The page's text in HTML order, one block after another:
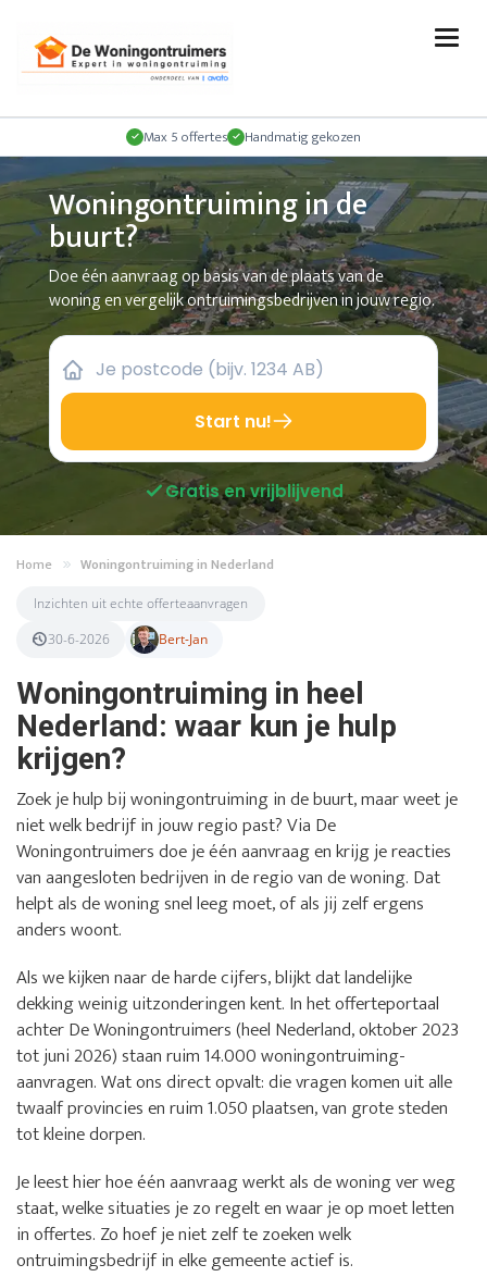
Max 5 offertes Handmatig gekozen
Woningontruiming in de
buurt?
Doe één aanvraag op basis van de plaats van de
woning en vergelijk ontruimingsbedrijven in jouw regio.
Start nu!
Gratis en vrijblijvend
Home Woningontruiming in Nederland
Inzichten uit echte offerteaanvragen
30-6-2026
Bert-Jan
Woningontruiming in heel
Nederland: waar kun je hulp
krijgen?
Zoek je hulp bij woningontruiming in de buurt, maar weet je
niet welk bedrijf in jouw regio past? Via De
Woningontruimers doe je één aanvraag en krijg je reacties
van aangesloten bedrijven in de regio van de woning. Dat
helpt als de woning snel leeg moet, of als jij zelf ergens
anders woont.
Als we kijken naar de harde cijfers, blijkt dat landelijke
dekking weinig uitzonderingen kent. In het offerteportaal
achter De Woningontruimers (heel Nederland, oktober 2023
tot juni 2026) staan ruim 14.000 woningontruiming-
aanvragen. Wat ons direct opvalt: die vragen komen uit alle
twaalf provincies en ruim 1.050 plaatsen, van grote steden
tot kleine dorpen.
Je leest hier hoe één aanvraag werkt als de woning ver weg
staat, welke situaties je zo regelt en waar je op moet letten
in offertes. Zo hoef je niet zelf te zoeken welk
ontruimingsbedrijf in elke gemeente actief is.